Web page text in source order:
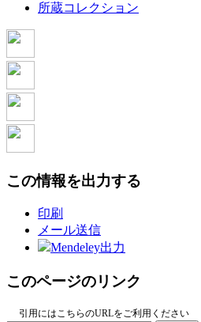
所蔵コレクション
この情報を出力する
印刷
メール送信
Mendeley出力
このページのリンク
引用にはこちらのURLをご利用ください